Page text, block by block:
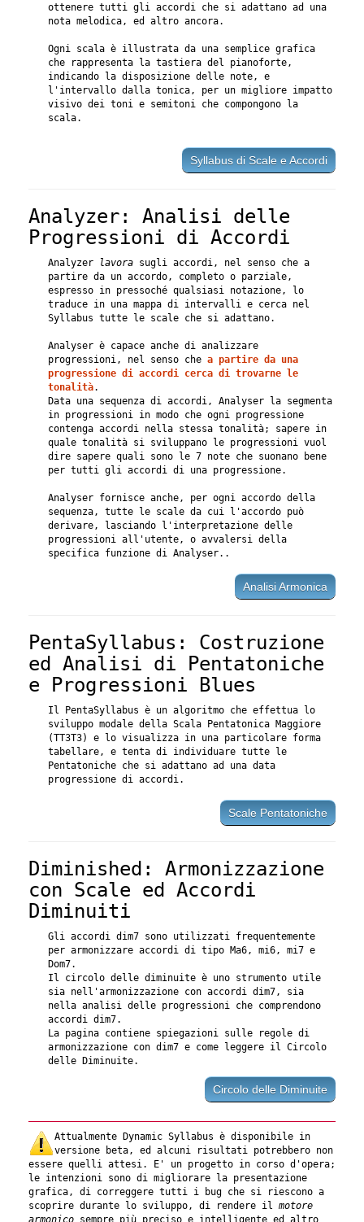
ottenere tutti gli accordi che si adattano ad una
nota melodica, ed altro ancora.
Ogni scala è illustrata da una semplice grafica
che rappresenta la tastiera del pianoforte,
indicando la disposizione delle note, e
l'intervallo dalla tonica, per un migliore impatto
visivo dei toni e semitoni che compongono la
scala.
Syllabus di Scale e Accordi
Analyzer: Analisi delle
Progressioni di Accordi
Analyzer lavora sugli accordi, nel senso che a
partire da un accordo, completo o parziale,
espresso in pressoché qualsiasi notazione, lo
traduce in una mappa di intervalli e cerca nel
Syllabus tutte le scale che si adattano.
Analyser è capace anche di analizzare
progressioni, nel senso che a partire da una
progressione di accordi cerca di trovarne le
tonalità.
Data una sequenza di accordi, Analyser la segmenta
in progressioni in modo che ogni progressione
contenga accordi nella stessa tonalità; sapere in
quale tonalità si sviluppano le progressioni vuol
dire sapere quali sono le 7 note che suonano bene
per tutti gli accordi di una progressione.
Analyser fornisce anche, per ogni accordo della
sequenza, tutte le scale da cui l'accordo può
derivare, lasciando l'interpretazione delle
progressioni all'utente, o avvalersi della
specifica funzione di Analyser..
Analisi Armonica
PentaSyllabus: Costruzione
ed Analisi di Pentatoniche
e Progressioni Blues
Il PentaSyllabus è un algoritmo che effettua lo
sviluppo modale della Scala Pentatonica Maggiore
(TT3T3) e lo visualizza in una particolare forma
tabellare, e tenta di individuare tutte le
Pentatoniche che si adattano ad una data
progressione di accordi.
Scale Pentatoniche
Diminished: Armonizzazione
con Scale ed Accordi
Diminuiti
Gli accordi dim7 sono utilizzati frequentemente
per armonizzare accordi di tipo Ma6, mi6, mi7 e
Dom7.
Il circolo delle diminuite è uno strumento utile
sia nell'armonizzazione con accordi dim7, sia
nella analisi delle progressioni che comprendono
accordi dim7.
La pagina contiene spiegazioni sulle regole di
armonizzazione con dim7 e come leggere il Circolo
delle Diminuite.
Circolo delle Diminuite
Attualmente Dynamic Syllabus è disponibile in
versione beta, ed alcuni risultati potrebbero non
essere quelli attesi. E' un progetto in corso d'opera;
le intenzioni sono di migliorare la presentazione
grafica, di correggere tutti i bug che si riescono a
scoprire durante lo sviluppo, di rendere il motore
armonico sempre più preciso e intelligente ed altro